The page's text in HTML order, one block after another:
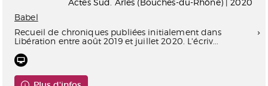
Actes Sud. Arles (Bouches-du-Rhône) | 2020
Babel
Recueil de chroniques publiées initialement dans
Libération entre août 2019 et juillet 2020. L'écriv...